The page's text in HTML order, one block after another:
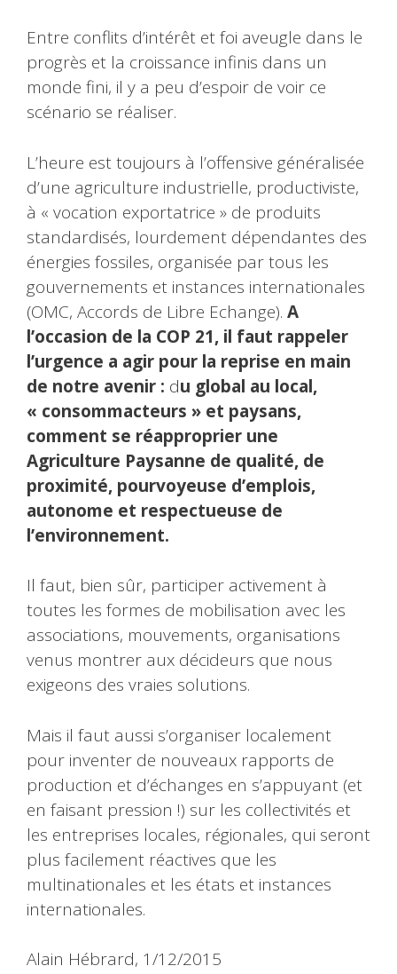
Entre conflits d’intérêt et foi aveugle dans le
progrès et la croissance infinis dans un
monde fini, il y a peu d’espoir de voir ce
scénario se réaliser.
L’heure est toujours à l’offensive généralisée
d’une agriculture industrielle, productiviste,
à « vocation exportatrice » de produits
standardisés, lourdement dépendantes des
énergies fossiles, organisée par tous les
gouvernements et instances internationales
(OMC, Accords de Libre Echange). A
l’occasion de la COP 21, il faut rappeler
l’urgence a agir pour la reprise en main
de notre avenir : du global au local,
« consommacteurs » et paysans,
comment se réapproprier une
Agriculture Paysanne de qualité, de
proximité, pourvoyeuse d’emplois,
autonome et respectueuse de
l’environnement.
Il faut, bien sûr, participer activement à
toutes les formes de mobilisation avec les
associations, mouvements, organisations
venus montrer aux décideurs que nous
exigeons des vraies solutions.
Mais il faut aussi s’organiser localement
pour inventer de nouveaux rapports de
production et d’échanges en s’appuyant (et
en faisant pression !) sur les collectivités et
les entreprises locales, régionales, qui seront
plus facilement réactives que les
multinationales et les états et instances
internationales.
Alain Hébrard, 1/12/2015